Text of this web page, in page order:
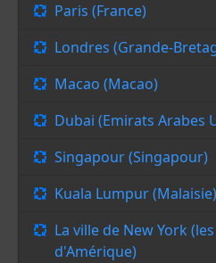
Paris (France)
Londres (Grande-
Macao (Macao)
Dubai (Emirats Arabes
Singapour (Singapour)
Kuala Lumpur (Malaisie)
La ville de New York
d'Amérique)